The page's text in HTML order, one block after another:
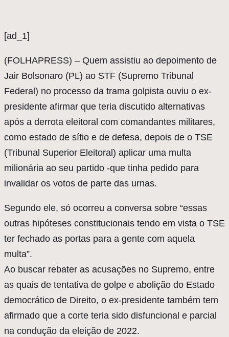
[ad_1]
(FOLHAPRESS) – Quem assistiu ao depoimento de
Jair Bolsonaro (PL) ao STF (Supremo Tribunal
Federal) no processo da trama golpista ouviu o ex-
presidente afirmar que teria discutido alternativas
após a derrota eleitoral com comandantes militares,
como estado de sítio e de defesa, depois de o TSE
(Tribunal Superior Eleitoral) aplicar uma multa
milionária ao seu partido -que tinha pedido para
invalidar os votos de parte das urnas.
Segundo ele, só ocorreu a conversa sobre “essas
outras hipóteses constitucionais tendo em vista o TSE
ter fechado as portas para a gente com aquela
multa”.
Ao buscar rebater as acusações no Supremo, entre
as quais de tentativa de golpe e abolição do Estado
democrático de Direito, o ex-presidente também tem
afirmado que a corte teria sido disfuncional e parcial
na condução da eleição de 2022.